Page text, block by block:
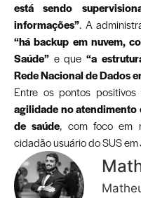
está sendo
informações”. A
“há backup em nuvem,
Saúde” e que“a
Rede Nacional de Dados
Entre os pontos
agilidade no atendimento
de saúde, com foco em
cidadão usuário do SUS em